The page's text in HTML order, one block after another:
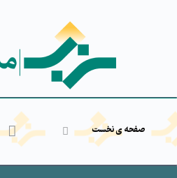
صفحه ی نخست